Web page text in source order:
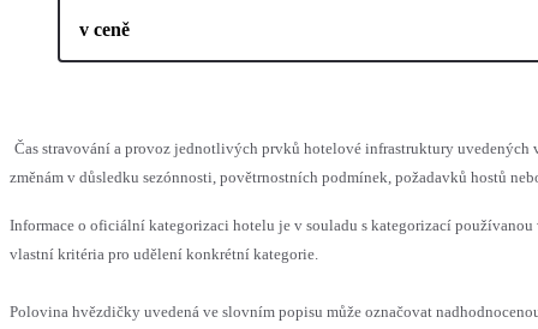
v ceně
Čas stravování a provoz jednotlivých prvků hotelové infrastruktury uvedených
změnám v důsledku sezónnosti, povětrnostních podmínek, požadavků hostů
Informace o oficiální kategorizaci hotelu je v souladu s kategorizací používanou
vlastní kritéria pro udělení konkrétní kategorie.
Polovina hvězdičky uvedená ve slovním popisu může označovat